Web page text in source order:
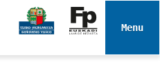
Toggle